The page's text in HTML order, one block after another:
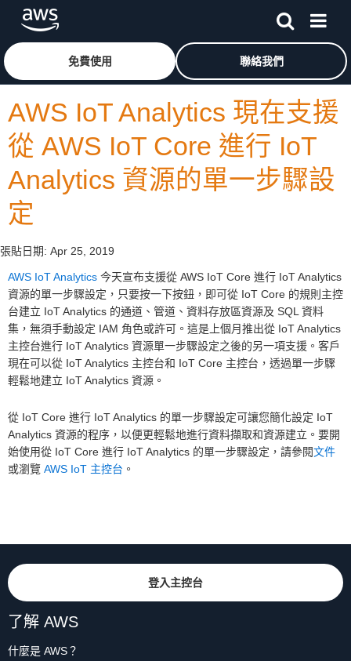
跳至主要內容按一下這裡可返回 Amazon Web Services 首頁
免費使用 聯絡我們
AWS IoT Analytics 現在支援
從 AWS IoT Core 進行 IoT
Analytics 資源的單一步驟設
定
張貼日期: Apr 25, 2019
AWS IoT Analytics 今天宣布支援從 AWS IoT Core 進行 IoT Analytics
資源的單一步驟設定，只要按一下按鈕，即可從 IoT Core 的規則主控
台建立 IoT Analytics 的通道、管道、資料存放區資源及 SQL 資料
集，無須手動設定 IAM 角色或許可。這是上個月推出從 IoT Analytics
主控台進行 IoT Analytics 資源單一步驟設定之後的另一項支援。客戶
現在可以從 IoT Analytics 主控台和 IoT Core 主控台，透過單一步驟
輕鬆地建立 IoT Analytics 資源。
從 IoT Core 進行 IoT Analytics 的單一步驟設定可讓您簡化設定 IoT
Analytics 資源的程序，以便更輕鬆地進行資料擷取和資源建立。要開
始使用從 IoT Core 進行 IoT Analytics 的單一步驟設定，請參閱文件
或瀏覽 AWS IoT 主控台 。
登入主控台
了解 AWS
什麼是 AWS？